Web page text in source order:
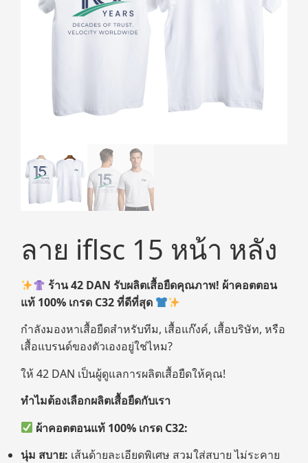
ลาย iflsc 15 หน้า หลัง
ร้าน42 DAN รับผลิตเสื้อยืดคุณภาพ! ผ้าคอตตอน
แท้ 100% เกรด C32ที่ดีที่สุด
กำลังมองหาเสื้อยืดสำหรับทีม, เสื้อแก๊งค์, เสื้อบริษัท, หรือ
เสื้อแบรนด์ของตัวเองอยู่ใช่ไหม?
ให้ 42 DAN เป็นผู้ดูแลการผลิตเสื้อยืดให้คุณ!
ทำไมต้องเลือกผลิตเสื้อยืดกับเรา
ผ้าคอตตอนแท้ 100% เกรด C32:
นุ่ม สบาย: เส้นด้ายละเอียดพิเศษ สวมใส่สบาย ไม่ระคาย